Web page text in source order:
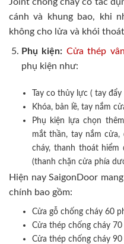
cánh và khung bao, khi
không cho lửa và khói
Phụ kiện: Cửa thép
phụ kiện như:
Tay co thủy lực ( tay đẩy
Khóa, bản lề, tay nắm
Phụ kiện lựa chọn
mắt thần, tay nắm
cháy, thanh thoát hiểm
(thanh chặn cửa phía
Hiện nay SaigonDoor
chính bao gồm:
Cửa gỗ chống cháy 60
Cửa thép chống cháy
Cửa thép chống cháy